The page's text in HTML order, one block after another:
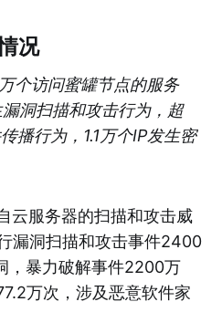
况
个访问蜜罐节点的服务
洞扫描和攻击行为，超
播行为，1.1万个IP发生密
云服务器的扫描和攻击威
漏洞扫描和攻击事件2400
，暴力破解事件2200万
万次，涉及恶意软件家